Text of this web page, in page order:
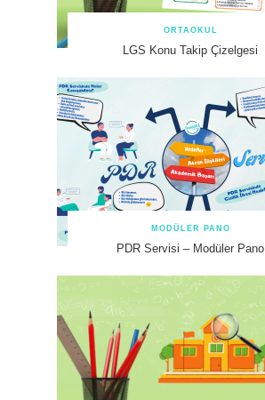
ORTAOKUL
LGS Konu Takip Çizelgesi
MODÜLER PANO
PDR Servisi – Modüler Pano